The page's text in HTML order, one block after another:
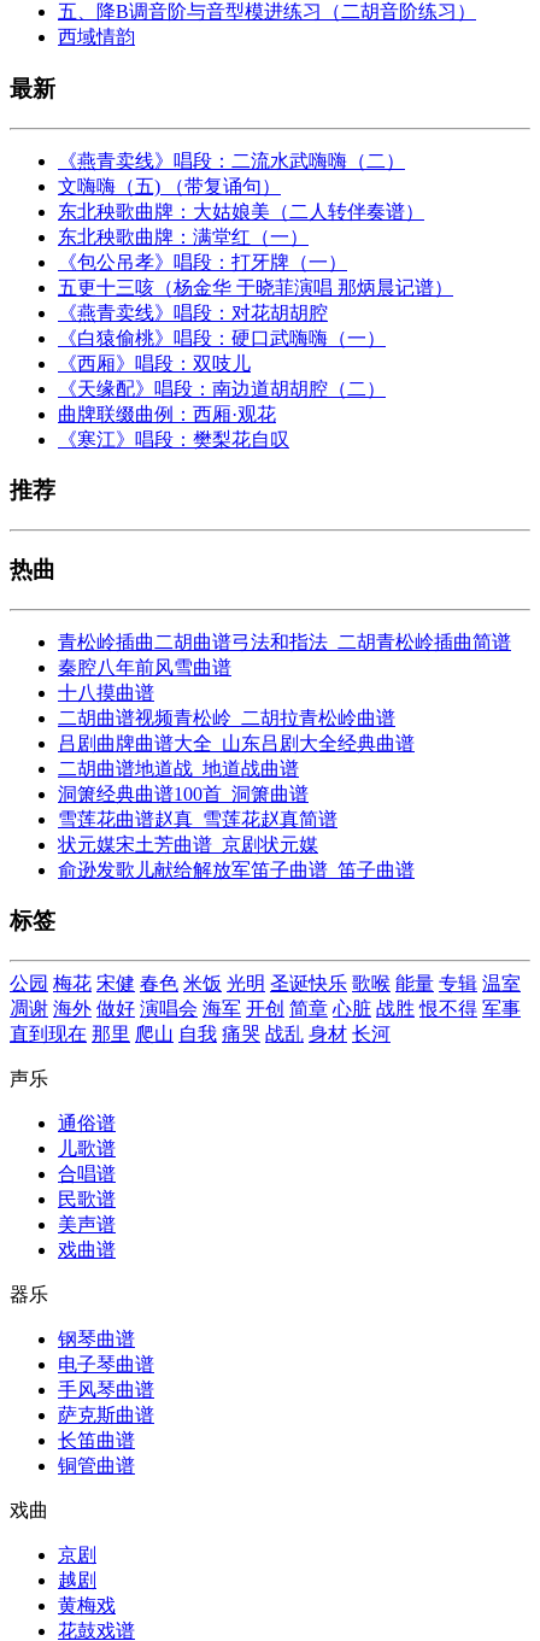
五、降B调音阶与音型模进练习（二胡音阶练习）
西域情韵
最新
《燕青卖线》唱段：二流水武嗨嗨（二）
文嗨嗨（五) （带复诵句）
东北秧歌曲牌：大姑娘美（二人转伴奏谱）
东北秧歌曲牌：满堂红（一）
《包公吊孝》唱段：打牙牌（一）
五更十三咳（杨金华 于晓菲演唱 那炳晨记谱）
《燕青卖线》唱段：对花胡胡腔
《白猿偷桃》唱段：硬口武嗨嗨（一）
《西厢》唱段：双吱儿
《天缘配》唱段：南边道胡胡腔（二）
曲牌联缀曲例：西厢·观花
《寒江》唱段：樊梨花自叹
推荐
热曲
青松岭插曲二胡曲谱弓法和指法_二胡青松岭插曲简谱
秦腔八年前风雪曲谱
十八摸曲谱
二胡曲谱视频青松岭_二胡拉青松岭曲谱
吕剧曲牌曲谱大全_山东吕剧大全经典曲谱
二胡曲谱地道战_地道战曲谱
洞箫经典曲谱100首_洞箫曲谱
雪莲花曲谱赵真_雪莲花赵真简谱
状元媒宋土芳曲谱_京剧状元媒
俞逊发歌儿献给解放军笛子曲谱_笛子曲谱
标签
公园 梅花 宋健 春色 米饭 光明 圣诞快乐 歌喉 能量 专辑 温室
凋谢 海外 做好 演唱会 海军 开创 简章 心脏 战胜 恨不得 军事
直到现在 那里 爬山 自我 痛哭 战乱 身材 长河
声乐
通俗谱
儿歌谱
合唱谱
民歌谱
美声谱
戏曲谱
器乐
钢琴曲谱
电子琴曲谱
手风琴曲谱
萨克斯曲谱
长笛曲谱
铜管曲谱
戏曲
京剧
越剧
黄梅戏
花鼓戏谱